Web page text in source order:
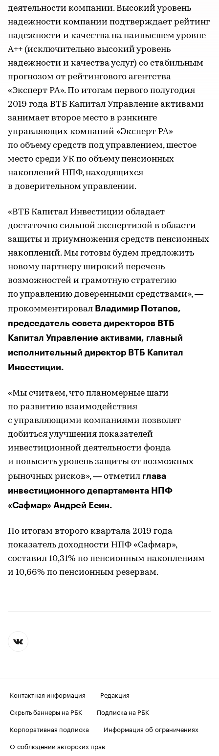
деятельности компании. Высокий уровень
надежности компании подтверждает рейтинг
надежности и качества на наивысшем уровне
А++ (исключительно высокий уровень
надежности и качества услуг) со стабильным
прогнозом от рейтингового агентства
«Эксперт РА». По итогам первого полугодия
2019 года ВТБ Капитал Управление активами
занимает второе место в рэнкинге
управляющих компаний «Эксперт РА»
по объему средств под управлением, шестое
место среди УК по объему пенсионных
накоплений НПФ, находящихся
в доверительном управлении.
«ВТБ Капитал Инвестиции обладает
достаточно сильной экспертизой в области
защиты и приумножения средств пенсионных
накоплений. Мы готовы будем предложить
новому партнеру широкий перечень
возможностей и грамотную стратегию
по управлению доверенными средствами», —
прокомментировал Владимир Потапов,
председатель совета директоров ВТБ
Капитал Управление активами, главный
исполнительный директор ВТБ Капитал
Инвестиции.
«Мы считаем, что планомерные шаги
по развитию взаимодействия
с управляющими компаниями позволят
добиться улучшения показателей
инвестиционной деятельности фонда
и повысить уровень защиты от возможных
рыночных рисков», — отметил глава
инвестиционного департамента НПФ
«Сафмар» Андрей Есин.
По итогам второго квартала 2019 года
показатель доходности НПФ «Сафмар»,
составил 10,31% по пенсионным накоплениям
и 10,66% по пенсионным резервам.
Контактная информация
Редакция
Скрыть баннеры на РБК
Подписка на РБК
Корпоративная подписка
Информация об ограничениях
О соблюдении авторских прав